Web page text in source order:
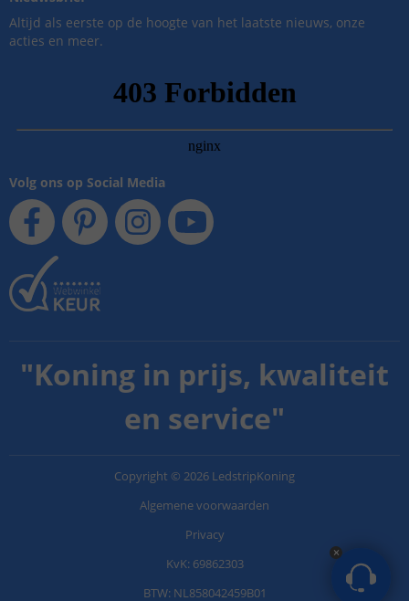
Altijd als eerste op de hoogte van het laatste nieuws, onze
acties en meer.
Volg ons op Social Media
"Koning in prijs, kwaliteit
en service"
Copyright © 2026 LedstripKoning
Algemene voorwaarden
Privacy
KvK: 69862303
BTW: NL858042459B01